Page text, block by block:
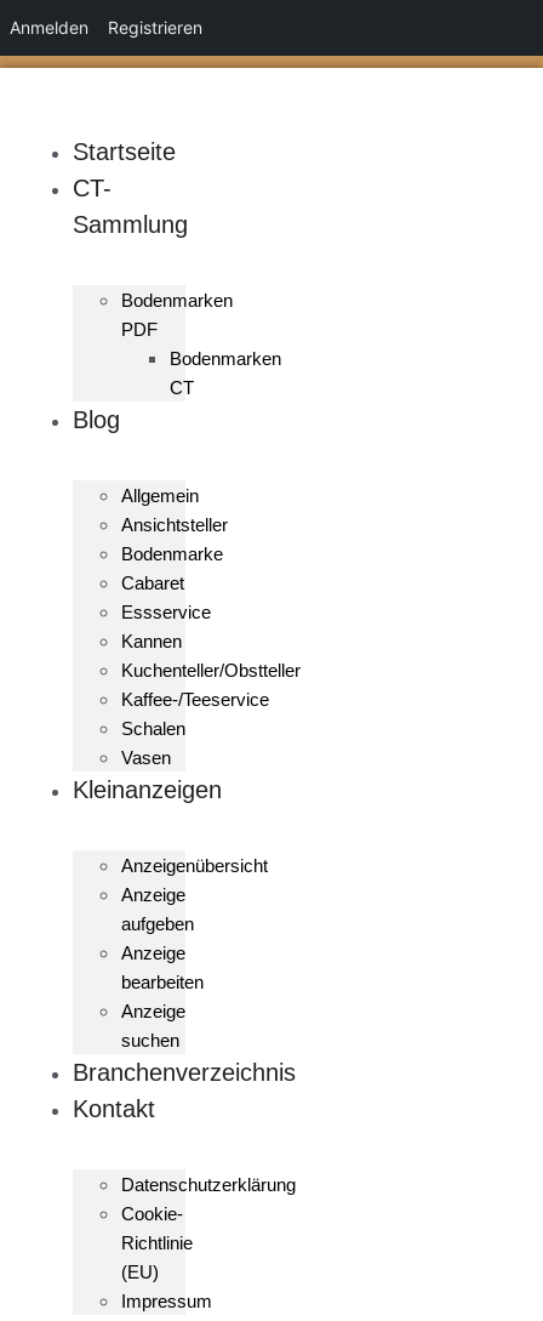
Anmelden Registrieren
Zum
Startseite
CT-
Sammlung
Bodenmarken
PDF
Bodenmarken
CT
Blog
Allgemein
Ansichtsteller
Bodenmarke
Cabaret
Essservice
Kannen
Kuchenteller/Obstteller
Kaffee-/Teeservice
Schalen
Vasen
Kleinanzeigen
Anzeigenübersicht
Anzeige
aufgeben
Anzeige
bearbeiten
Anzeige
suchen
Branchenverzeichnis
Kontakt
Datenschutzerklärung
Cookie-
Richtlinie
(EU)
Impressum